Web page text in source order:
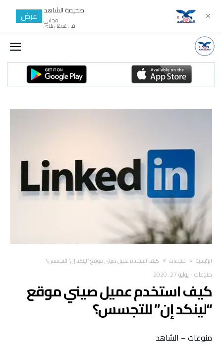
‫الرئيسية‬ منوعات كيف استخدم عميل صيني موقع “لينكد إن” للتجسس؟
منوعات- يوليو 27, 2020
كيف استخدم عميل صيني موقع
“لينكد إن” للتجسس؟
منوعات – الشاهد
✕ صحيفة الشاهد
مجانى
في غوغل بلاي
عرض